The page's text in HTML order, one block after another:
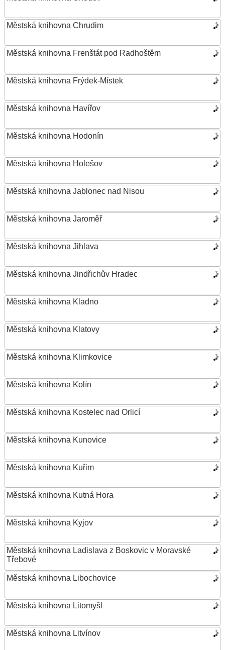
Městská knihovna Chrudim
Městská knihovna Frenštát pod Radhoštěm
Městská knihovna Frýdek-Místek
Městská knihovna Havířov
Městská knihovna Hodonín
Městská knihovna Holešov
Městská knihovna Jablonec nad Nisou
Městská knihovna Jaroměř
Městská knihovna Jihlava
Městská knihovna Jindřichův Hradec
Městská knihovna Kladno
Městská knihovna Klatovy
Městská knihovna Klimkovice
Městská knihovna Kolín
Městská knihovna Kostelec nad Orlicí
Městská knihovna Kunovice
Městská knihovna Kuřim
Městská knihovna Kutná Hora
Městská knihovna Kyjov
Městská knihovna Ladislava z Boskovic v Moravské
Třebové
Městská knihovna Libochovice
Městská knihovna Litomyšl
Městská knihovna Litvínov